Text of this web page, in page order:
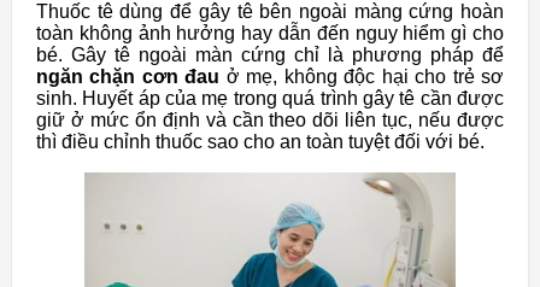
Thuốc tê dùng để gây tê bên ngoài màng cứng hoàn
toàn không ảnh hưởng hay dẫn đến nguy hiểm gì cho
bé. Gây tê ngoài màn cứng chỉ là phương pháp để
ngăn chặn cơn đau ở mẹ, không độc hại cho trẻ sơ
sinh. Huyết áp của mẹ trong quá trình gây tê cần được
giữ ở mức ổn định và cần theo dõi liên tục, nếu được
thì điều chỉnh thuốc sao cho an toàn tuyệt đối với bé.